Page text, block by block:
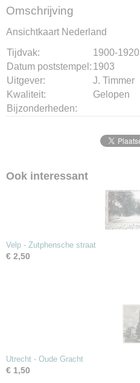
Productcode
K-1510-179
Bruto gewicht
Omschrijving
Ansichtkaart Nederland
Tijdvak:
1900-1920
Datum poststempel: 1903
Uitgever:
J. Timmer
Kwaliteit:
Gelopen
Bijzonderheden:
Ook interessant
Velp - Zutphensche straat
€ 2,50
Utrecht - Oude Gracht
€ 1,50